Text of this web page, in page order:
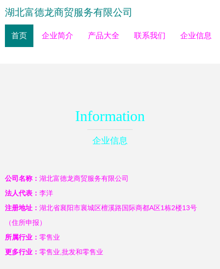
湖北富德龙商贸服务有限公司
首页 企业简介 产品大全 联系我们 企业信息
Information
企业信息
公司名称： 湖北富德龙商贸服务有限公司
法人代表： 李洋
注册地址： 湖北省襄阳市襄城区檀溪路国际商都A区1栋2楼13号
（住所申报）
所属行业： 零售业
更多行业： 零售业,批发和零售业